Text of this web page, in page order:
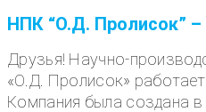
НПК “О.Д. Пролисок” –
Друзья! Научно-
«О.Д. Пролисок» работает
Компания была создана